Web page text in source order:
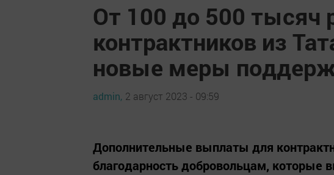
От 100 до 500 тысяч
контрактников из
новые меры
admin, 2 август 2023 - 09:59
Дополнительные выплаты для
благодарность добровольцам, которые